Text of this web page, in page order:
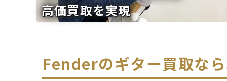
高価買取を実現
Fenderのギター買取な